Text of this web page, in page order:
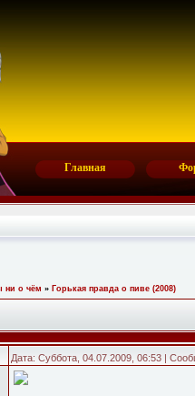
Главная
ни о чём » Горькая правда о пиве (2008)
Дата: Суббота, 04.07.2009, 06:53 |